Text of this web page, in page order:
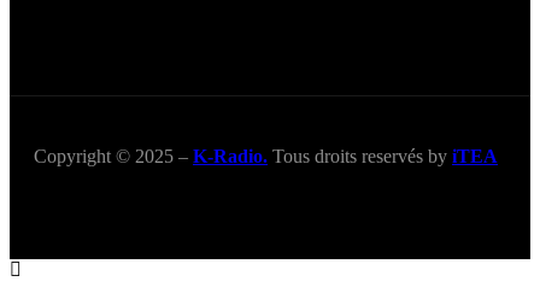
Copyright © 2025 – K-Radio. Tous droits reservés by iTEA